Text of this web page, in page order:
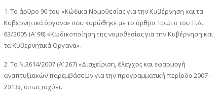
1. Το άρθρο 90 του «Κώδικα Νομοθεσίας για την Κυβέρνηση και τα
Κυβερνητικά όργανα» που κυρώθηκε με το άρθρο πρώτο του Π.Δ.
63/2005 (Α’ 98) «Κωδικοποίηση της νομοθεσίας για την Κυβέρνηση και
τα Κυβερνητικά Όργανα».
2. Το Ν.3614/2007 (Α’ 267) «Διαχείριση, έλεγχος και εφαρμογή
αναπτυξιακών παρεμβάσεων για την προγραμματική περίοδο 2007 –
2013», όπως ισχύει.